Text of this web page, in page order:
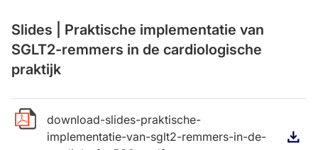
Slides | Praktische implementatie van
SGLT2-remmers in de cardiologische
praktijk
download-slides-praktische-
implementatie-van-sglt2-remmers-in-de-